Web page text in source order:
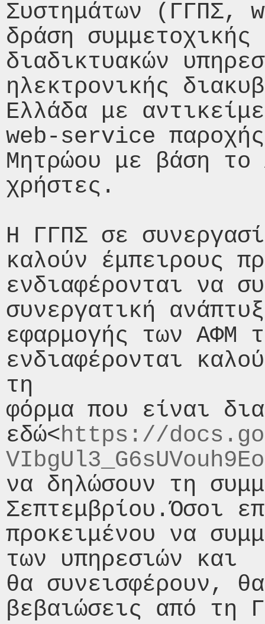
Συστημάτων (ΓΓΠΣ,
δράση συμμετοχικής
διαδικτυακών
ηλεκτρονικής
Ελλάδα με
web-service
Μητρώου με βάση το
χρήστες.
Η ΓΓΠΣ σε
καλούν έμπειρους
ενδιαφέρονται να
συνεργατική
εφαρμογής των ΑΦΜ
ενδιαφέρονται
τη
φόρμα που είναι
εδώ<https://
να δηλώσουν τη
Σεπτεμβρίου.Όσοι
προκειμένου να
των υπηρεσιών και
θα συνεισφέρουν,
βεβαιώσεις από τη